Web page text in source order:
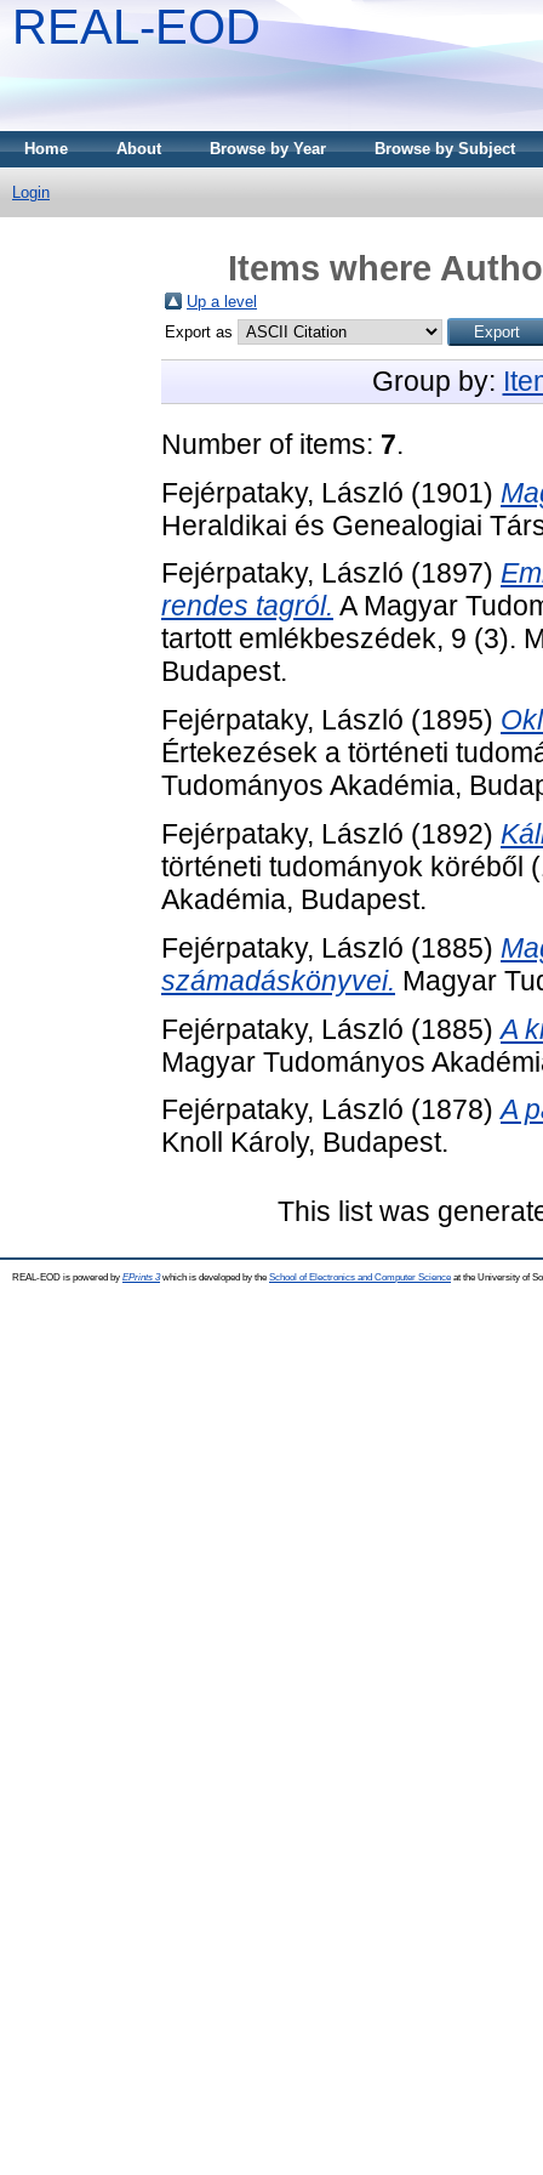
REAL-EOD
Home About Browse by Year Browse by Subject
Login
Items where
Up a level
Export as
Group by:
Number of items: 7.
Fejérpataky, László (1901)
Heraldikai és Genealogiai
Fejérpataky, László (1897)
rendes tagról. A Magyar
tartott emlékbeszédek, 9 (3).
Budapest.
Fejérpataky, László (1895)
Értekezések a történeti
Tudományos Akadémia,
Fejérpataky, László (1892)
történeti tudományok köréből
Akadémia, Budapest.
Fejérpataky, László (1885)
számadáskönyvei. Magyar
Fejérpataky, László (1885)A
Magyar Tudományos
Fejérpataky, László (1878)A
Knoll Károly, Budapest.
This list was
REAL-EOD is powered by EPrints 3which is developed by the School of Electronics and Computer Science at the University of